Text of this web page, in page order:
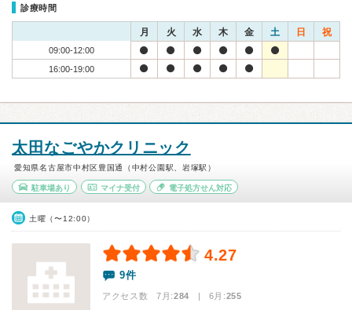
診療時間
月 火 水 木 金 土 日 祝
09:00-12:00
16:00-19:00
太田なごやかクリニック
愛知県名古屋市中村区豊国通（中村公園駅、岩塚駅）
駐車場あり マイナ受付 電子処方せん対応
土曜（〜12:00）
4.27
9件
アクセス数 7月:284 | 6月:255